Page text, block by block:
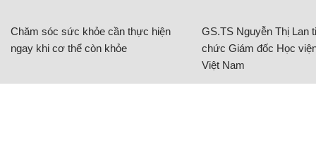
Chăm sóc sức khỏe cần thực hiện
ngay khi cơ thể còn khỏe
GS.TS Nguyễn Thị Lan
chức Giám đốc Học
Việt Nam